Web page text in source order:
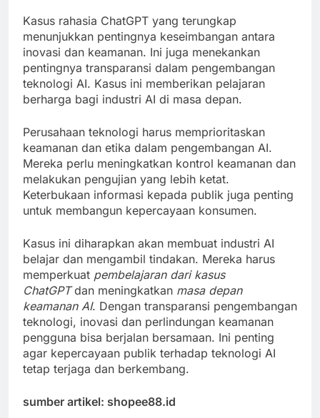
Kasus rahasia ChatGPT yang terungkap
menunjukkan pentingnya keseimbangan antara
inovasi dan keamanan. Ini juga menekankan
pentingnya transparansi dalam pengembangan
teknologi AI. Kasus ini memberikan pelajaran
berharga bagi industri AI di masa depan.
Perusahaan teknologi harus memprioritaskan
keamanan dan etika dalam pengembangan AI.
Mereka perlu meningkatkan kontrol keamanan dan
melakukan pengujian yang lebih ketat.
Keterbukaan informasi kepada publik juga penting
untuk membangun kepercayaan konsumen.
Kasus ini diharapkan akan membuat industri AI
belajar dan mengambil tindakan. Mereka harus
memperkuat pembelajaran dari kasus
ChatGPTdan meningkatkan masa depan
keamanan AI. Dengan transparansi pengembangan
teknologi, inovasi dan perlindungan keamanan
pengguna bisa berjalan bersamaan. Ini penting
agar kepercayaan publik terhadap teknologi AI
tetap terjaga dan berkembang.
sumber artikel: shopee88.id